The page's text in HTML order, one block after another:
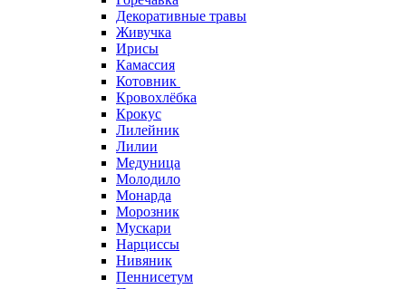
Декоративные травы
Живучка
Ирисы
Камассия
Котовник
Кровохлёбка
Крокус
Лилейник
Лилии
Медуница
Молодило
Монарда
Морозник
Мускари
Нарциссы
Нивяник
Пеннисетум